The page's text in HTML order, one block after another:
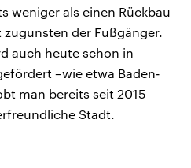
weniger als einen Rückbau
der Fußgänger.
auch heute schon in
–wie etwa Baden-
man bereits seit 2015
Stadt.